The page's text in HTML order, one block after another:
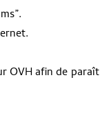
OVH afin de paraît